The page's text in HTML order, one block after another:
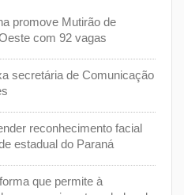
promove Mutirão de
com 92 vagas
secretária de Comunicação
reconhecimento facial
estadual do Paraná
que permite à